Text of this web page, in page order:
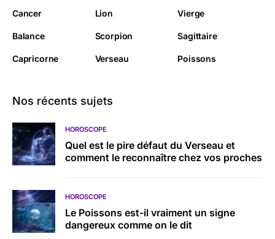
Cancer Lion Vierge
Balance Scorpion Sagittaire
Capricorne Verseau Poissons
Nos récents sujets
HOROSCOPE
Quel est le pire défaut du Verseau et
comment le reconnaître chez vos proches
HOROSCOPE
Le Poissons est-il vraiment un signe
dangereux comme on le dit